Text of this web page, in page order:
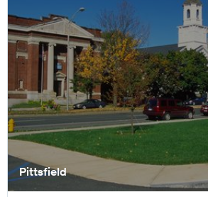
Pittsfield